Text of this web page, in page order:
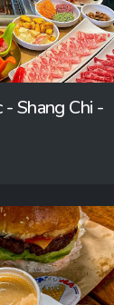
- Shang Chi -